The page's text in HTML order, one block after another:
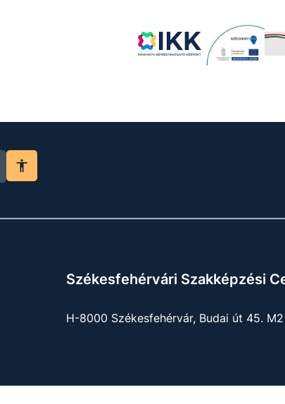
Székesfehérvári Szakképzési
H-8000 Székesfehérvár, Budai út 45.